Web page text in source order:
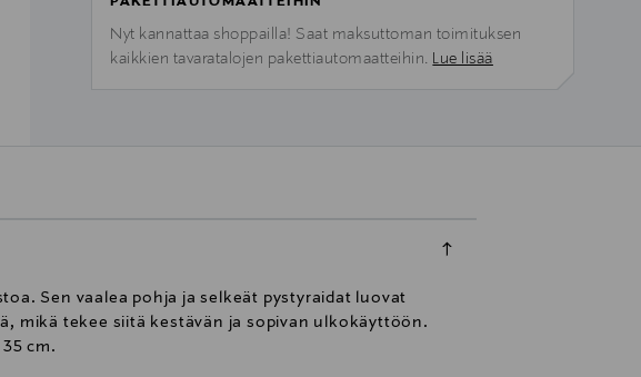
Nyt kannattaa shoppailla! Saat maksuttoman toimituksen
kaikkien tavaratalojen pakettiautomaatteihin. Lue lisää
Sen vaalea pohja ja selkeät pystyraidat luovat
mikä tekee siitä kestävän ja sopivan ulkokäyttöön.
cm.